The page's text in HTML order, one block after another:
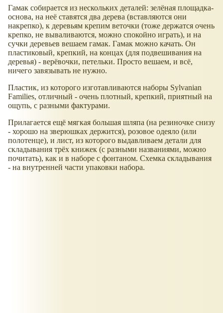
Гамак собирается из нескольких деталей: зелёная площадка-
основа, на неё ставятся два дерева (вставляются они
накрепко), к деревьям крепим веточки (тоже держатся очень
крепко, не вываливаются, можно спокойно играть), и на
сучки деревьев вешаем гамак. Гамак можно качать. Он
пластиковый, крепкий, на концах (для подвешивания на
деревья) - верёвочки, петельки. Просто вешаем, и всё,
ничего завязывать не нужно.
Пластик, из которого изготавливаются наборы Sylvanian
Families, отличный - очень плотный, крепкий, приятный на
ощупь, с разными фактурами.
Прилагается ещё мягкая большая шляпа (на резиночке снизу
- хорошо на зверюшках держится), розовое одеяло (или
полотенце), и лист, из которого выдавливаем детали для
складывания трёх книжек (с разными названиями, можно
почитать), как и в наборе с фонтаном. Схемка складывания
- на внутренней части упаковки набора.